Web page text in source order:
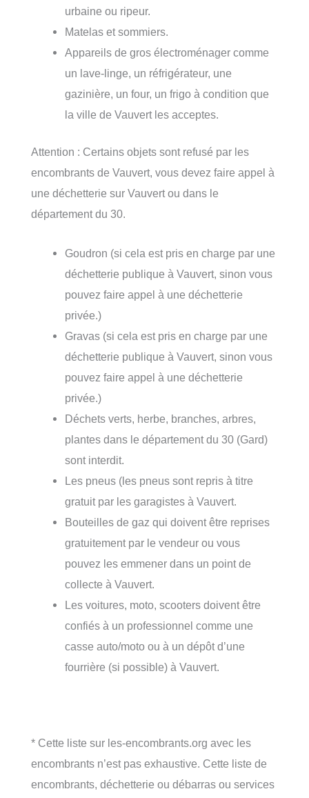
urbaine ou ripeur.
Matelas et sommiers.
Appareils de gros électroménager comme
un lave-linge, un réfrigérateur, une
gazinière, un four, un frigo à condition que
la ville de Vauvert les acceptes.
Attention : Certains objets sont refusé par les
encombrants de Vauvert, vous devez faire appel à
une déchetterie sur Vauvert ou dans le
département du 30.
Goudron (si cela est pris en charge par une
déchetterie publique à Vauvert, sinon vous
pouvez faire appel à une déchetterie
privée.)
Gravas (si cela est pris en charge par une
déchetterie publique à Vauvert, sinon vous
pouvez faire appel à une déchetterie
privée.)
Déchets verts, herbe, branches, arbres,
plantes dans le département du 30 (Gard)
sont interdit.
Les pneus (les pneus sont repris à titre
gratuit par les garagistes à Vauvert.
Bouteilles de gaz qui doivent être reprises
gratuitement par le vendeur ou vous
pouvez les emmener dans un point de
collecte à Vauvert.
Les voitures, moto, scooters doivent être
confiés à un professionnel comme une
casse auto/moto ou à un dépôt d’une
fourrière (si possible) à Vauvert.
* Cette liste sur les-encombrants.org avec les
encombrants n’est pas exhaustive. Cette liste de
encombrants, déchetterie ou débarras ou services